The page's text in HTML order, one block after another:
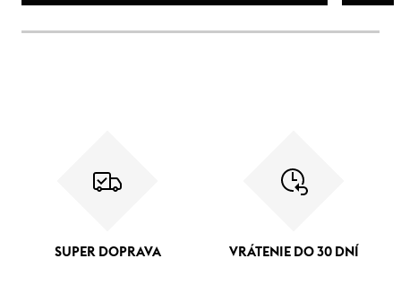
SUPER DOPRAVA VRÁTENIE DO 30 DNÍ